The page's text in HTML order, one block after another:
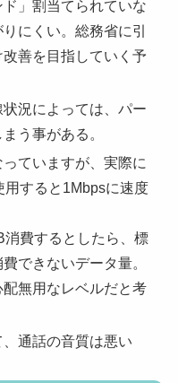
」割当てられていな
にくい。総務省に引
善を目指していく予
況によっては、パー
う事がある。
ていますが、実際に
すると1Mbpsに速度
費するとしたら、標
できないデータ量。
無用なレベルだと考
通話の音質は悪い